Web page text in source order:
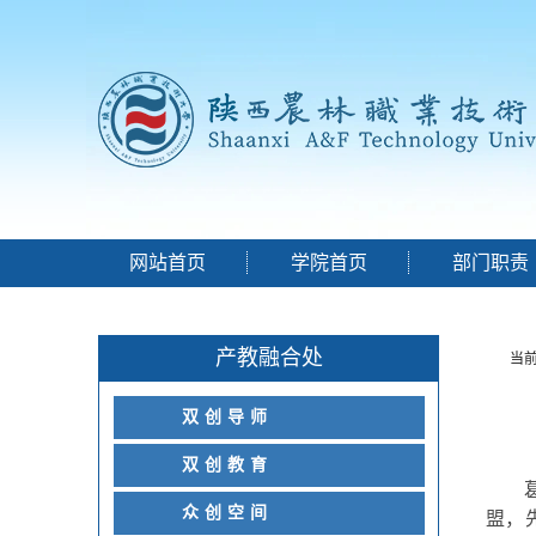
网站首页 学院首页 部门职责
产教融合处
双创导师
双创教育
众创空间
当
盟，